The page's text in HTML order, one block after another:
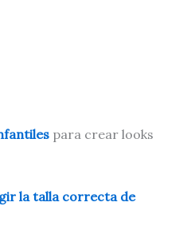
para crear looks
la talla correcta de